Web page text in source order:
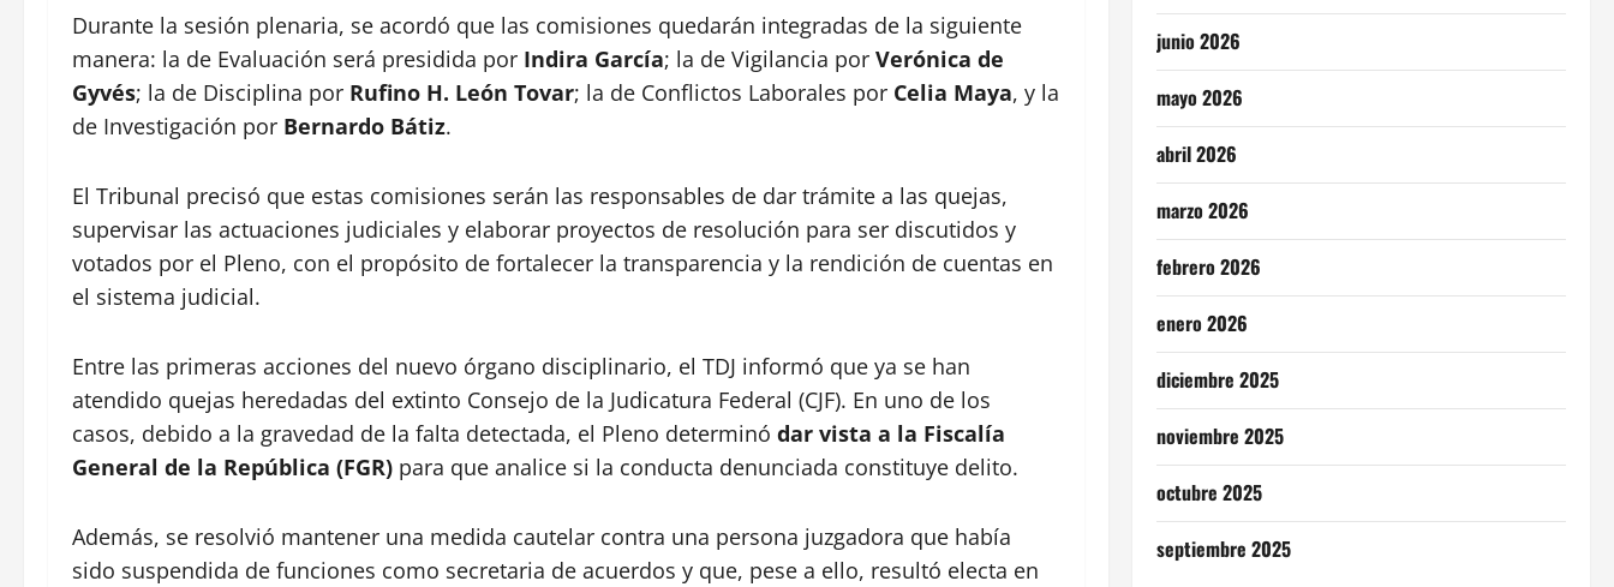
Durante la sesión plenaria, se acordó que las comisiones quedarán integradas de la siguiente
manera: la de Evaluación será presidida por Indira García; la de Vigilancia por Verónica de
Gyvés; la de Disciplina por Rufino H. León Tovar; la de Conflictos Laborales por Celia Maya, y la
de Investigación por Bernardo Bátiz.
El Tribunal precisó que estas comisiones serán las responsables de dar trámite a las quejas,
supervisar las actuaciones judiciales y elaborar proyectos de resolución para ser discutidos y
votados por el Pleno, con el propósito de fortalecer la transparencia y la rendición de cuentas en
el sistema judicial.
Entre las primeras acciones del nuevo órgano disciplinario, el TDJ informó que ya se han
atendido quejas heredadas del extinto Consejo de la Judicatura Federal (CJF). En uno de los
casos, debido a la gravedad de la falta detectada, el Pleno determinó dar vista a la Fiscalía
General de la República (FGR) para que analice si la conducta denunciada constituye delito.
Además, se resolvió mantener una medida cautelar contra una persona juzgadora que había
sido suspendida de funciones como secretaria de acuerdos y que, pese a ello, resultó electa en
junio 2026
mayo 2026
abril 2026
marzo 2026
febrero 2026
enero 2026
diciembre 2025
noviembre 2025
octubre 2025
septiembre 2025